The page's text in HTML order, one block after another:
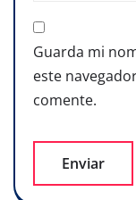
Guarda mi
este
comente.